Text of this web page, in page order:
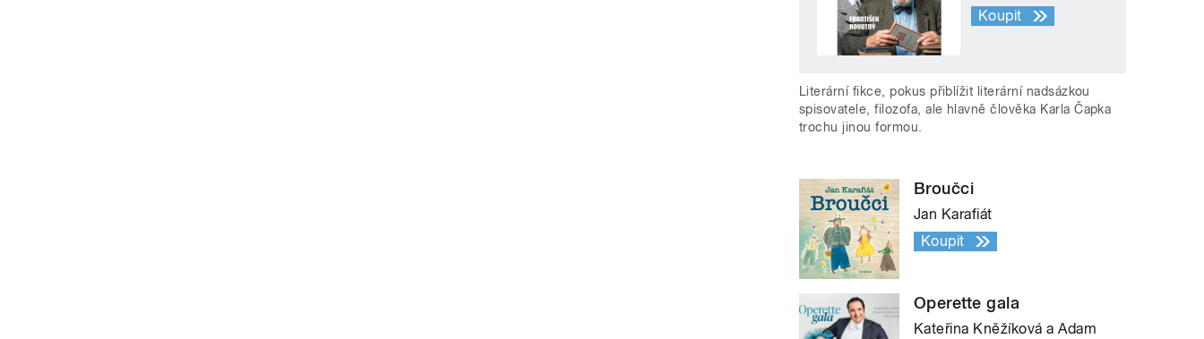
Koupit
Literární fikce, pokus přiblížit literární nadsázkou
spisovatele, filozofa, ale hlavně člověka Karla Čapka
trochu jinou formou.
Broučci
Jan Karafiát
Koupit
Operette gala
Kateřina Kněžíková a Adam